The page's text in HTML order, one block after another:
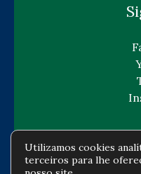
Copyright ©
Utilizamos cookies
terceiros para lhe